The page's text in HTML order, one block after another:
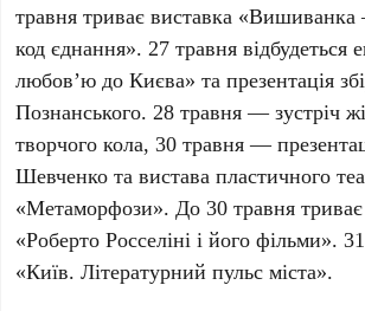
травня триває виставка
код єднання». 27 травня відбудеться
любов’ю до Києва» та презентація
Познанського. 28 травня — зустріч
творчого кола, 30 травня —
Шевченко та вистава пластичного
«Метаморфози». До 30 травня триває
«Роберто Росселіні і його фільми».
«Київ. Літературний пульс міста».